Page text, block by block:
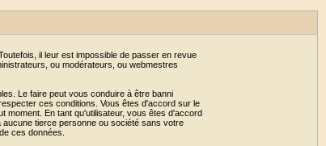
il leur est impossible de passer en revue
ou modérateurs, ou webmestres
Le faire peut vous conduire à être banni
ces conditions. Vous êtes d'accord sur le
moment. En tant qu'utilisateur, vous êtes d'accord
tierce personne ou société sans votre
ces données.